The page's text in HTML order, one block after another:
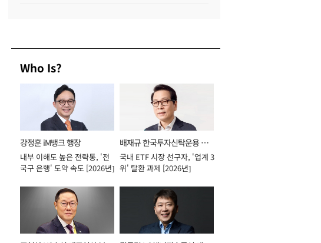
Who Is?
강정훈 iM뱅크 행장
내부 이해도 높은 전략통, '전
국구 은행' 도약 속도 [2026년]
배재규 한국투자신탁운용 대
표이사 사장
국내 ETF 시장 선구자, '업계 3
위' 탈환 과제 [2026년]